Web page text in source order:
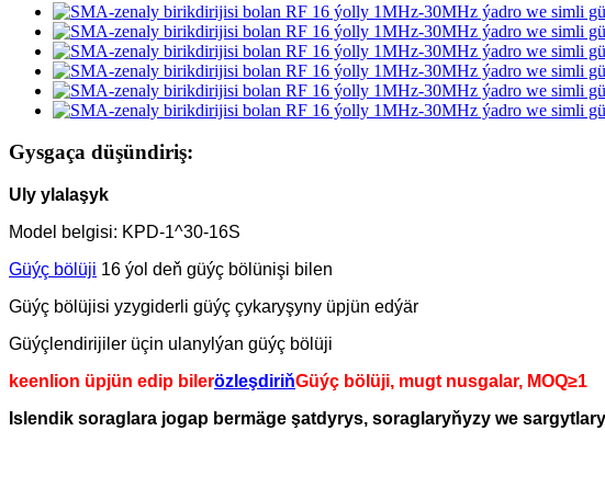
Gysgaça düşündiriş:
Uly ylalaşyk
Model belgisi: KPD-1^30-16S
Güýç bölüji 16 ýol deň güýç bölünişi bilen
Güýç bölüjisi yzygiderli güýç çykaryşyny üpjün edýär
Güýçlendirijiler üçin ulanylýan güýç bölüji
keenlion üpjün edip bilerözleşdiriňGüýç bölüji, mugt nusgalar, MOQ≥1
Islendik soraglara jogap bermäge şatdyrys, soraglaryňyzy we